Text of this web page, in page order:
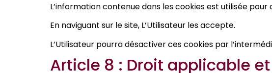
L’information contenue dans les cookies est utilisée
En naviguant sur le site, L’Utilisateur les accepte.
L’Utilisateur pourra désactiver ces cookies par
Article 8 : Droit applicable